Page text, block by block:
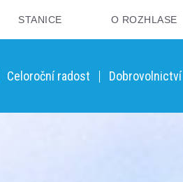
STANICE O ROZHLASE
Celoroční radost Dobrovolnictví